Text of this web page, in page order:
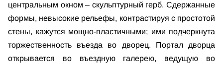
центральным окном – скульптурный герб. Сдержанные
формы, невысокие рельефы, контрастируя с простотой
стены, кажутся мощно-пластичными; ими подчеркнута
торжественность въезда во дворец. Портал дворца
открывается во въездную галерею, ведущую во